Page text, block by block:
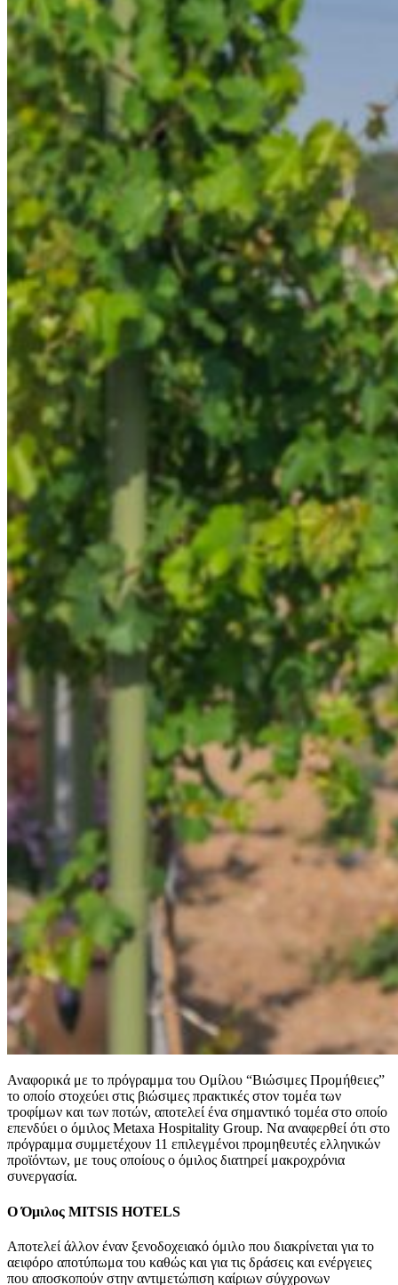
Αναφορικά με το πρόγραμμα του Ομίλου “Βιώσιμες Προμήθειες”
το οποίο στοχεύει στις βιώσιμες πρακτικές στον τομέα των
τροφίμων και των ποτών, αποτελεί ένα σημαντικό τομέα στο οποίο
επενδύει ο όμιλος Metaxa Hospitality Group. Να αναφερθεί ότι στο
πρόγραμμα συμμετέχουν 11 επιλεγμένοι προμηθευτές ελληνικών
προϊόντων, με τους οποίους ο όμιλος διατηρεί μακροχρόνια
συνεργασία.
Ο Όμιλος MITSIS HOTELS
Αποτελεί άλλον έναν ξενοδοχειακό όμιλο που διακρίνεται για το
αειφόρο αποτύπωμα του καθώς και για τις δράσεις και ενέργειες
που αποσκοπούν στην αντιμετώπιση καίριων σύγχρονων